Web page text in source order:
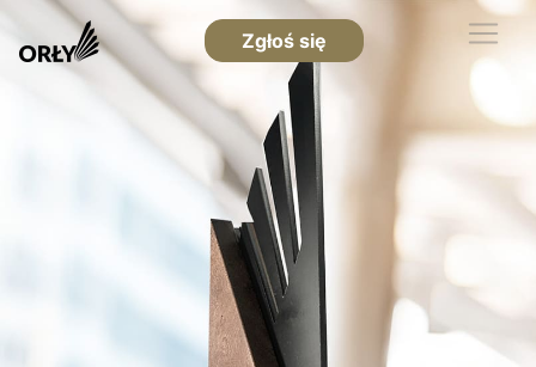
Zgłoś się